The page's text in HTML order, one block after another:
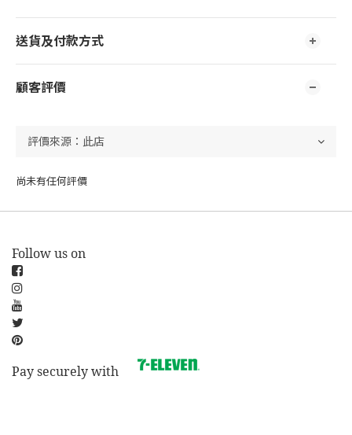
送貨及付款方式
顧客評價
尚未有任何評價
Follow us on
Pay securely with